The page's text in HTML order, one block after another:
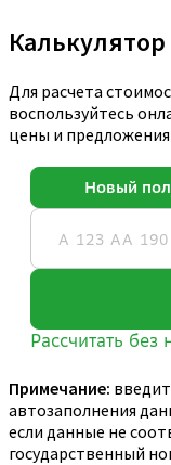
Для расчета
воспользуйтесь
цены и
Примечание:
автозаполнения
если данные не
государственный